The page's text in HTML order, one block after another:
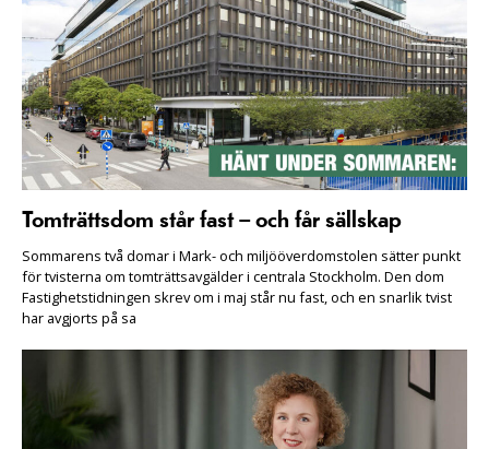
Tomträttsdom står fast – och får sällskap
Sommarens två domar i Mark- och miljööverdomstolen sätter punkt
för tvisterna om tomträttsavgälder i centrala Stockholm. Den dom
Fastighetstidningen skrev om i maj står nu fast, och en snarlik tvist
har avgjorts på sa